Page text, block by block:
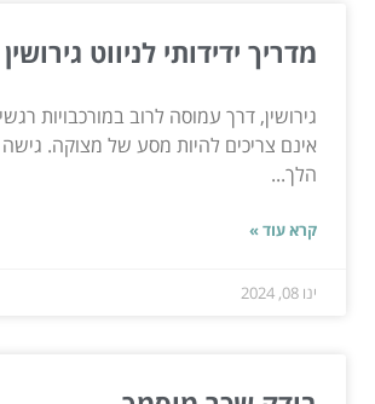
מדריך ידידותי לניווט
גירושין, דרך עמוסה לרוב במורכבויות
אינם צריכים להיות מסע של מצוקה. גישה
הלך...
קרא עוד »
ינו 08, 2024